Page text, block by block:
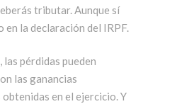
tributar. Aunque sí
en la declaración del IRPF.
las pérdidas pueden
las ganancias
en el ejercicio. Y